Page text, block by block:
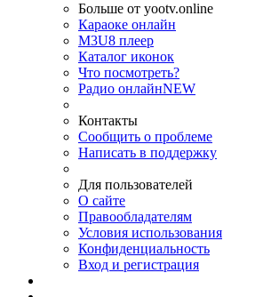
Больше от yootv.online
Караоке онлайн
M3U8 плеер
Каталог иконок
Что посмотреть?
Радио онлайнNEW
Контакты
Сообщить о проблеме
Написать в поддержку
Для пользователей
О сайте
Правообладателям
Условия использования
Конфиденциальность
Вход и регистрация